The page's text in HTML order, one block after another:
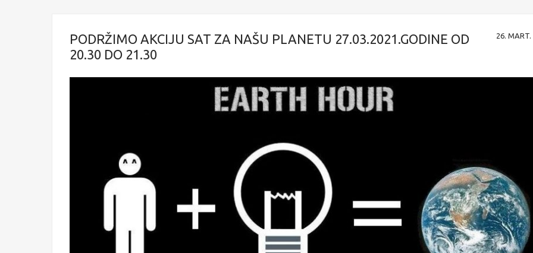
PODRŽIMO AKCIJU SAT ZA NAŠU PLANETU 27.03.2021.GODINE OD
20.30 DO 21.30
26. MART.